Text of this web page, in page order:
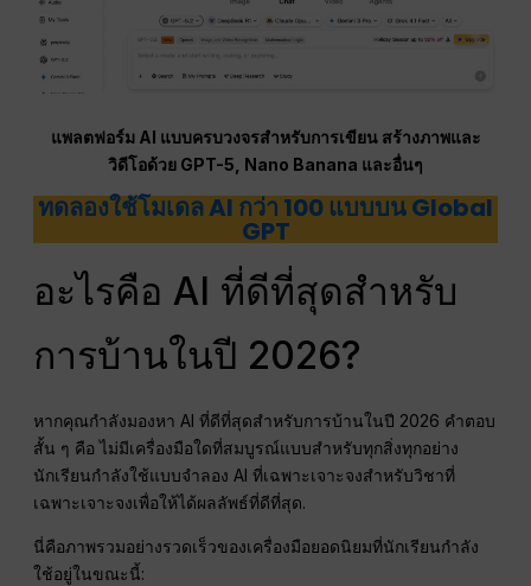
แพลตฟอร์ม AI แบบครบวงจรสำหรับการเขียน สร้างภาพและ
วิดีโอด้วย GPT-5, Nano Banana และอื่นๆ
ทดลองใช้โมเดล AI กว่า 100 แบบบน Global
GPT
อะไรคือ AI ที่ดีที่สุดสำหรับ
การบ้านในปี 2026?
หากคุณกำลังมองหา AI ที่ดีที่สุดสำหรับการบ้านในปี 2026 คำตอบ
สั้น ๆ คือ ไม่มีเครื่องมือใดที่สมบูรณ์แบบสำหรับทุกสิ่งทุกอย่าง
นักเรียนกำลังใช้แบบจำลอง AI ที่เฉพาะเจาะจงสำหรับวิชาที่
เฉพาะเจาะจงเพื่อให้ได้ผลลัพธ์ที่ดีที่สุด.
นี่คือภาพรวมอย่างรวดเร็วของเครื่องมือยอดนิยมที่นักเรียนกำลัง
ใช้อยู่ในขณะนี้: